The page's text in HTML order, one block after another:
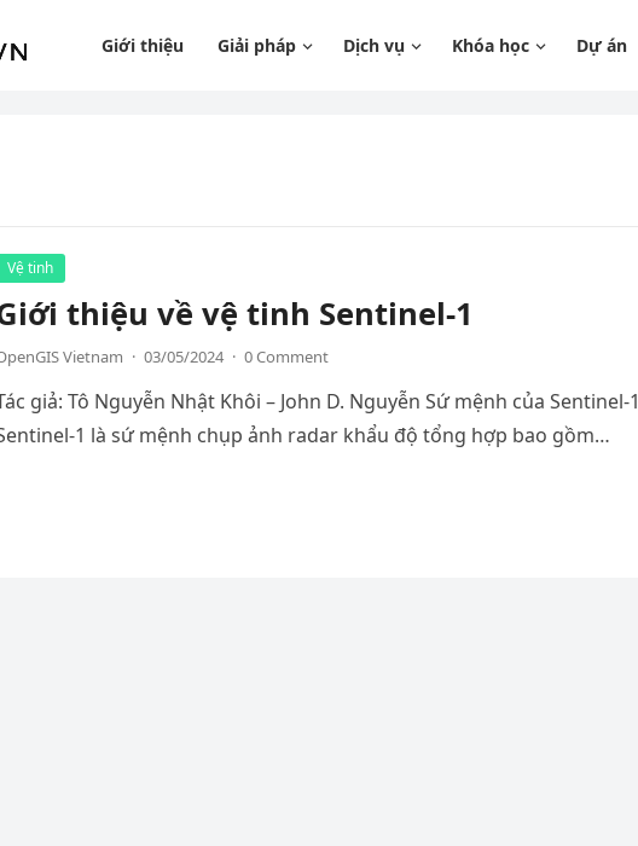
Giới thiệu Giải pháp Dịch vụ Khóa học Dự án
Vệ tinh
thiệu về vệ tinh Sentinel-1
Vietnam · 03/05/2024 · 0 Comment
giả: Tô Nguyễn Nhật Khôi – John D. Nguyễn Sứ mệnh của Sentinel-1
1 là sứ mệnh chụp ảnh radar khẩu độ tổng hợp bao gồm…